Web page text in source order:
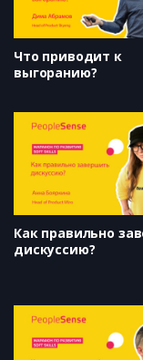
Что приводит к
выгоранию?
Как правильно
дискуссию?